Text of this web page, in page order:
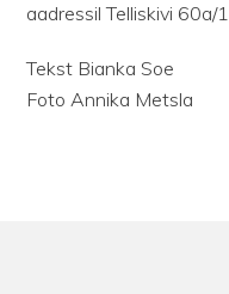
aadressil Telliskivi 60a/1
Tekst Bianka Soe
Foto Annika Metsla